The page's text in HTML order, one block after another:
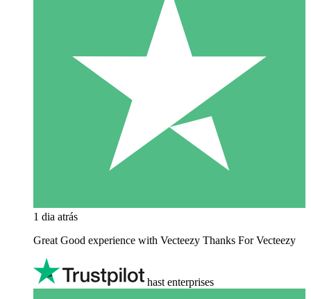
1 dia atrás
Great Good experience with Vecteezy Thanks For Vecteezy
hast enterprises